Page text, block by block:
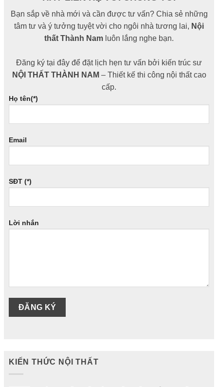
Bạn sắp về nhà mới và cần được tư vấn? Chia sẻ những
tâm tư và ý tưởng tuyệt vời cho ngôi nhà tương lai, Nội
thất Thành Nam luôn lắng nghe bạn.
Đăng ký tại đây để đặt lịch hẹn tư vấn bởi kiến trúc sư
NỘI THẤT THÀNH NAM – Thiết kế thi công nội thất cao
cấp.
Họ tên(*)
Email
SĐT (*)
Lời nhắn
KIẾN THỨC NỘI THẤT